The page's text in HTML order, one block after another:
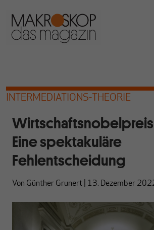
INTERMEDIATIONS-THEORIE
Eine spektakuläre
Fehlentscheidung
Von Günther Grunert 13. Dezember